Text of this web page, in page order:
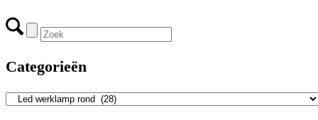
Categorieën